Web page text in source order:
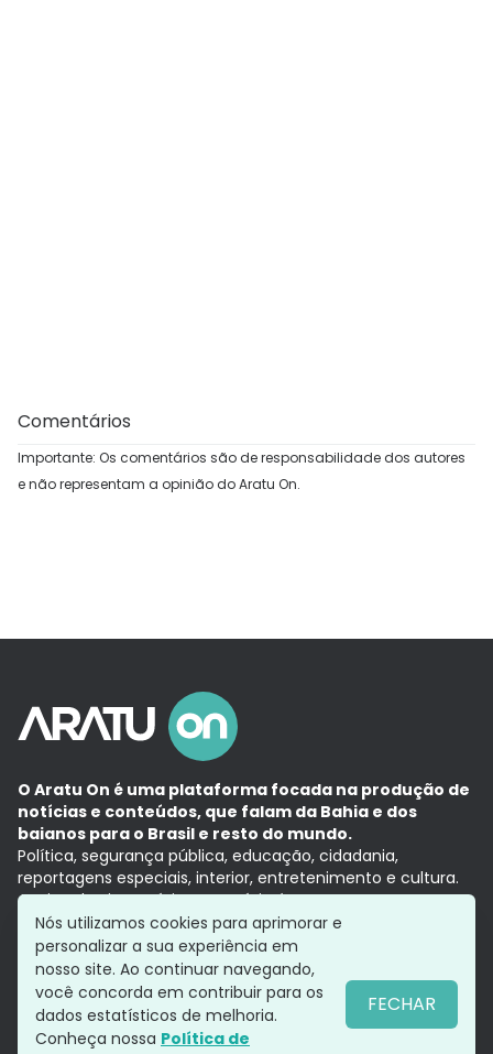
Comentários
Importante: Os comentários são de responsabilidade dos autores
e não representam a opinião do Aratu On.
O Aratu On é uma plataforma focada na produção de
notícias e conteúdos, que falam da Bahia e dos
baianos para o Brasil e resto do mundo.
Política, segurança pública, educação, cidadania,
reportagens especiais, interior, entretenimento e cultura.
Aqui, tudo vira notícia e a notícia é no tempo presente,
com a credibilidade do Grupo Aratu.
Grupo Aratu
Política de privacidade
Siga-nos
Nós utilizamos cookies para aprimorar e
personalizar a sua experiência em
nosso site. Ao continuar navegando,
você concorda em contribuir para os
dados estatísticos de melhoria.
Conheça nossa Política de
FECHAR